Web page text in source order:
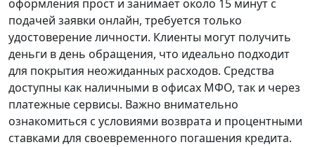
оформления прост и занимает около 15 минут с
подачей заявки онлайн, требуется только
удостоверение личности. Клиенты могут получить
деньги в день обращения, что идеально подходит
для покрытия неожиданных расходов. Средства
доступны как наличными в офисах МФО, так и через
платежные сервисы. Важно внимательно
ознакомиться с условиями возврата и процентными
ставками для своевременного погашения кредита.